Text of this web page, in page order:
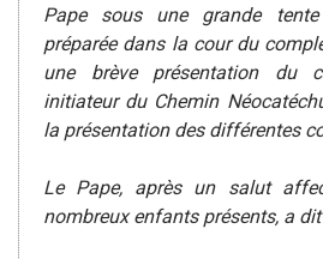
Pape sous une grande
préparée dans la cour du
une brève présentation du
initiateur du Chemin
la présentation des différentes
Le Pape, après un salut
nombreux enfants présents, a